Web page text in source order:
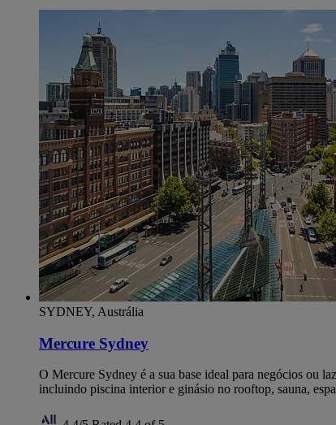
SYDNEY, Austrália
Mercure Sydney
O Mercure Sydney é a sua base ideal para negócios ou
incluindo piscina interior e ginásio no rooftop, sauna,